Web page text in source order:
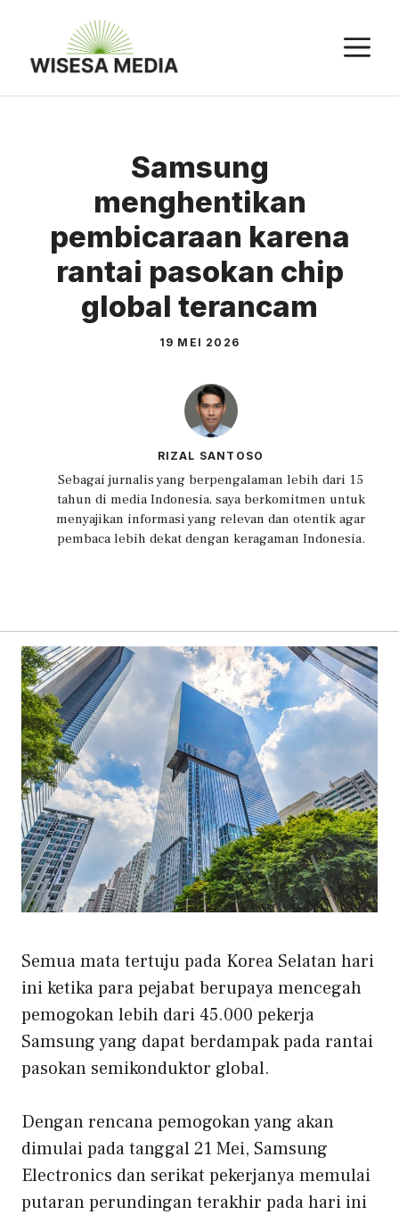
Samsung
menghentikan
pembicaraan karena
rantai pasokan chip
global terancam
19 MEI 2026
RIZAL SANTOSO
Sebagai jurnalis yang berpengalaman lebih dari 15
tahun di media Indonesia, saya berkomitmen untuk
menyajikan informasi yang relevan dan otentik agar
pembaca lebih dekat dengan keragaman Indonesia.
Semua mata tertuju pada Korea Selatan hari
ini ketika para pejabat berupaya mencegah
pemogokan lebih dari 45.000 pekerja
Samsung yang dapat berdampak pada rantai
pasokan semikonduktor global.
Dengan rencana pemogokan yang akan
dimulai pada tanggal 21 Mei, Samsung
Electronics dan serikat pekerjanya memulai
putaran perundingan terakhir pada hari ini